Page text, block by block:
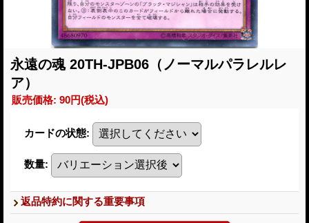
永遠の魂 20TH-JPB06（ノーマルパラレルレ
ア）
販売価格: 90円(税込)
カードの状態:
数量:
返品特約に関する重要事項